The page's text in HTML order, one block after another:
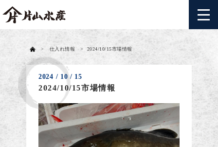
> 仕入れ情報 > 2024/10/15市場情報
2024 / 10 / 15
2024/10/15市場情報